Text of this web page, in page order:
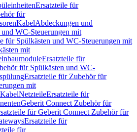
Ersatzteile für
für
KabelAbdeckungen und
und WC-Steuerungen mit
für Spülkästen und WC-Steuerungen mit
mit
Ersatzteile für
für Spülkästen und WC-
Ersatzteile für Zubehör für
mit
KabelNetzteileErsatzteile für
Geberit Connect Zubehör für
für Geberit Connect Zubehör für
Ersatzteile für
für